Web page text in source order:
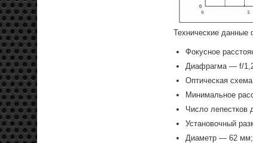
Технические данные
Фокусное
Диафрагма — f/
Оптическая
Минимальное
Число
Установочный
Диаметр — 62 мм;